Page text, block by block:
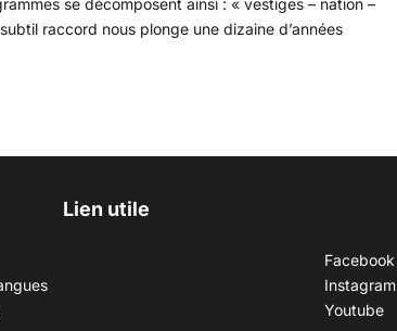
se décomposent ainsi : « vestiges – nation –
raccord nous plonge une dizaine d’années
Lien utile
Facebook
Instagram
Youtube